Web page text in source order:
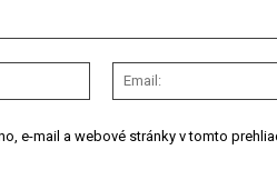
Meno:
e-mail a webové stránky v tomto